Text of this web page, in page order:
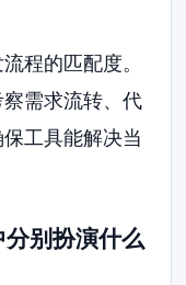
程的匹配度。
需求流转、代
工具能解决当
别扮演什么